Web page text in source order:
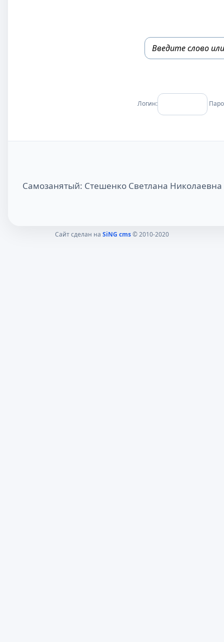
Логин:
Самозанятый: Стешенко Светлана
Сайт сделан на SiNG cms© 2010-2020